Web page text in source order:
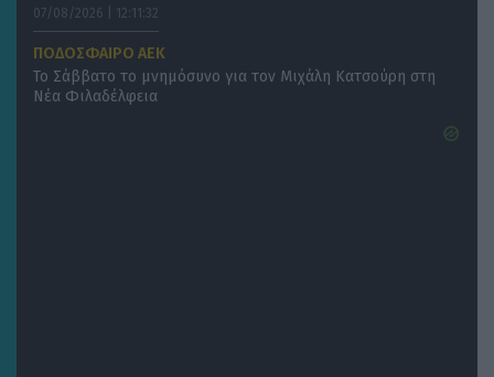
07/08/2026 | 12:11:32
ΠΟΔΟΣΦΑΙΡΟ ΑΕΚ
Το Σάββατο το μνημόσυνο για τον Μιχάλη Κατσούρη στη
Νέα Φιλαδέλφεια